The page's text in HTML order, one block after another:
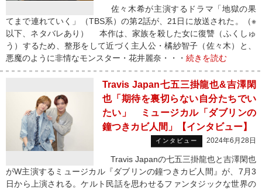
佐々木希が主演するドラマ「地獄の果
てまで連れていく」（TBS系）の第2話が、21日に放送された。（※
以下、ネタバレあり） 本作は、家族を殺した女に復讐（ふくしゅ
う）するため、整形をして近づく主人公・橘紗智子（佐々木）と、
悪魔のように非情なモンスター・花井麗奈・・・ 続きを読む
Travis Japan七五三掛龍也&吉澤閑
也「期待を裏切らない自分たちでい
たい」 ミュージカル「ダブリンの
鐘つきカビ人間」【インタビュー】
インタビュー 2024年6月28日
Travis Japanの七五三掛龍也と吉澤閑也
がW主演するミュージカル『ダブリンの鐘つきカビ人間』が、7月3
日から上演される。ケルト民話を思わせるファンタジックな世界の